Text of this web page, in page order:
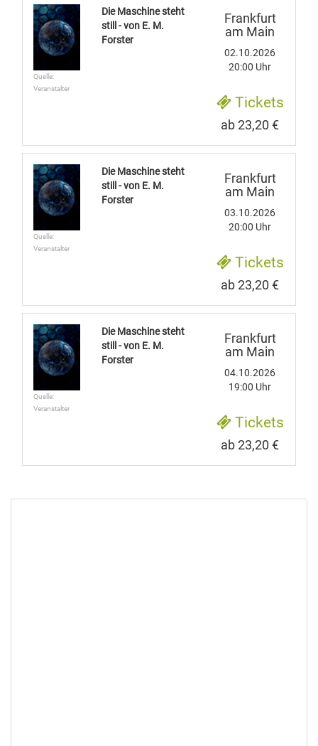
Quelle:
Veranstalter
Die Maschine steht
still - von E. M.
Forster
Frankfurt
am Main
02.10.2026
20:00 Uhr
Tickets
ab 23,20 €
Quelle:
Veranstalter
Die Maschine steht
still - von E. M.
Forster
Frankfurt
am Main
03.10.2026
20:00 Uhr
Tickets
ab 23,20 €
Quelle:
Veranstalter
Die Maschine steht
still - von E. M.
Forster
Frankfurt
am Main
04.10.2026
19:00 Uhr
Tickets
ab 23,20 €